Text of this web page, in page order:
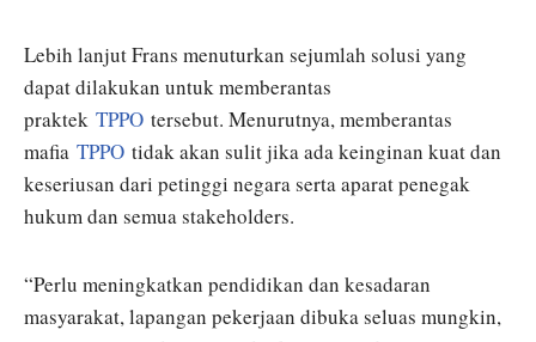
Lebih lanjut Frans menuturkan sejumlah solusi yang
dapat dilakukan untuk memberantas
praktek TPPO tersebut. Menurutnya, memberantas
mafia TPPO tidak akan sulit jika ada keinginan kuat dan
keseriusan dari petinggi negara serta aparat penegak
hukum dan semua stakeholders.
“Perlu meningkatkan pendidikan dan kesadaran
masyarakat, lapangan pekerjaan dibuka seluas mungkin,